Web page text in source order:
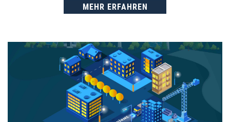
MEHR ERFAHREN